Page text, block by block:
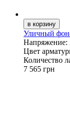
Уличный
Напряжение:
Цвет
Количество
7 565 грн